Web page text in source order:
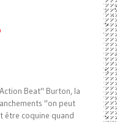
Beat" Burton, la
"on peut
être coquine quand